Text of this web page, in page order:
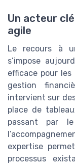
Un acteur
agile
Le recours à
s’impose
efficace pour
gestion
intervient sur
place de
passant par
expertise
processus